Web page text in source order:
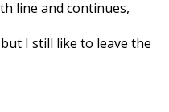
line and continues,
I still like to leave the